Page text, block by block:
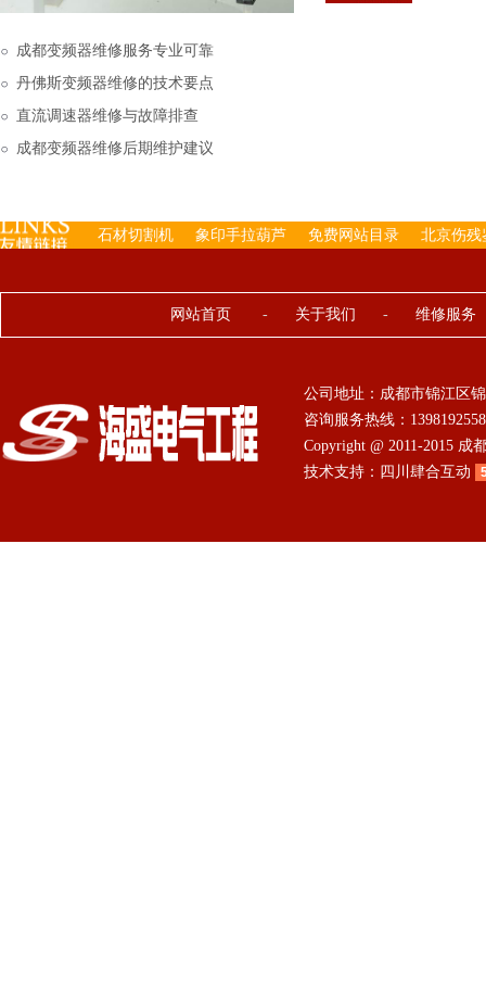
下来的，机内已经存有
成都变频器维修服务专业可靠
丹佛斯变频器维修的技术要点
直流调速器维修与故障排查
成都变频器维修后期维护建议
石材切割机 象印手拉葫芦 免费网站目录 北京伤残
网站首页 - 关于我们 - 维修服务
公司地址：成都市锦江区
咨询服务热线：
Copyright @ 2011-2015
技术支持： 四川肆合互动